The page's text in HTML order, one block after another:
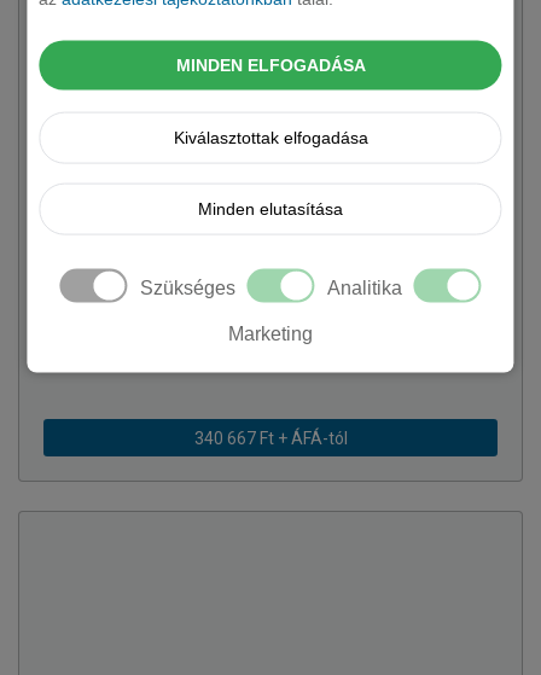
MINDEN ELFOGADÁSA
Kiválasztottak elfogadása
Minden elutasítása
Szükséges Analitika
Marketing
SUBARU
4 változat rendelhető
Az új Subaru Outback a markáns külseje, emelt
magassága, és praktikus kombi formája tökéletes
vadonjáróvá tesz, vigye bármerre is az út.
340 667 Ft + ÁFÁ-tól